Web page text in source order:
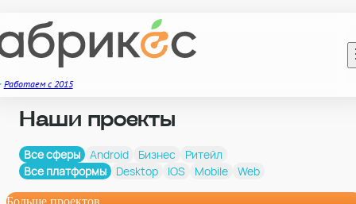
Работаем с 2015
Наши проекты
Все сферы Android Бизнес
Ритейл
Все платформы
Desktop IOS Mobile Web